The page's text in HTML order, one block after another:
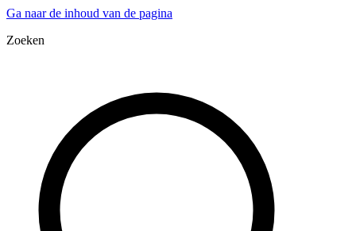
Ga naar de inhoud van de pagina
Zoeken